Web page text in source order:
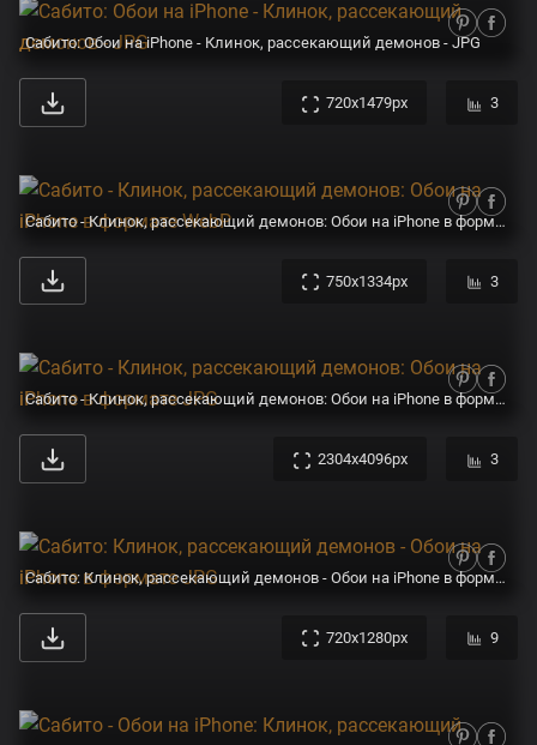
Сабито: Обои на iPhone - Клинок, рассекающий демонов - JPG
720x1479px 3
Сабито - Клинок, рассекающий демонов: Обои на iPhone в формате WebP
750x1334px 3
Сабито - Клинок, рассекающий демонов: Обои на iPhone в формате JPG
2304x4096px 3
Сабито: Клинок, рассекающий демонов - Обои на iPhone в формате JPG
720x1280px 9